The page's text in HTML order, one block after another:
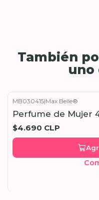
También
uno
MB030415|Max Belle®
Perfume de Mujer
$4.690 CLP